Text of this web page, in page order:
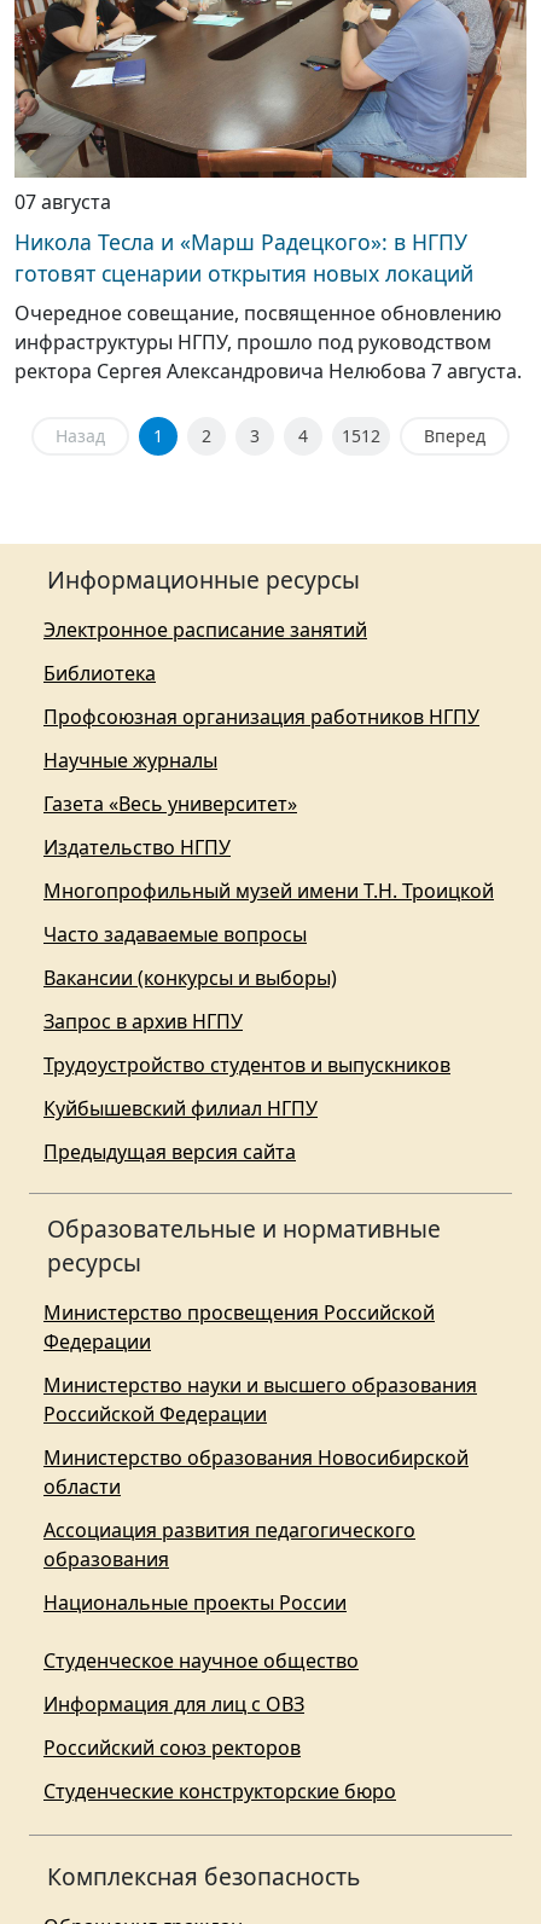
07 августа
Никола Тесла и «Марш Радецкого»: в НГПУ
готовят сценарии открытия новых локаций
Очередное совещание, посвященное обновлению
инфраструктуры НГПУ, прошло под руководством
ректора Сергея Александровича Нелюбова 7 августа.
Назад 1 2 3 4 1512 Вперед
Информационные ресурсы
Электронное расписание занятий
Библиотека
Профсоюзная организация работников НГПУ
Научные журналы
Газета «Весь университет»
Издательство НГПУ
Многопрофильный музей имени Т.Н. Троицкой
Часто задаваемые вопросы
Вакансии (конкурсы и выборы)
Запрос в архив НГПУ
Трудоустройство студентов и выпускников
Куйбышевский филиал НГПУ
Предыдущая версия сайта
Образовательные и нормативные
ресурсы
Министерство просвещения Российской
Федерации
Министерство науки и высшего образования
Российской Федерации
Министерство образования Новосибирской
области
Ассоциация развития педагогического
образования
Национальные проекты России
Студенческое научное общество
Информация для лиц с ОВЗ
Российский союз ректоров
Студенческие конструкторские бюро
Комплексная безопасность